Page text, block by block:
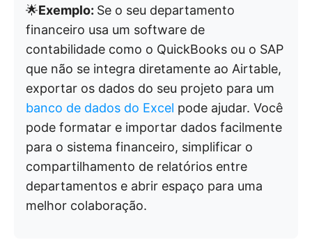
🌟Exemplo: Se o seu departamento
financeiro usa um software de
contabilidade como o QuickBooks ou o SAP
que não se integra diretamente ao Airtable,
exportar os dados do seu projeto para um
banco de dados do Excel pode ajudar. Você
pode formatar e importar dados facilmente
para o sistema financeiro, simplificar o
compartilhamento de relatórios entre
departamentos e abrir espaço para uma
melhor colaboração.